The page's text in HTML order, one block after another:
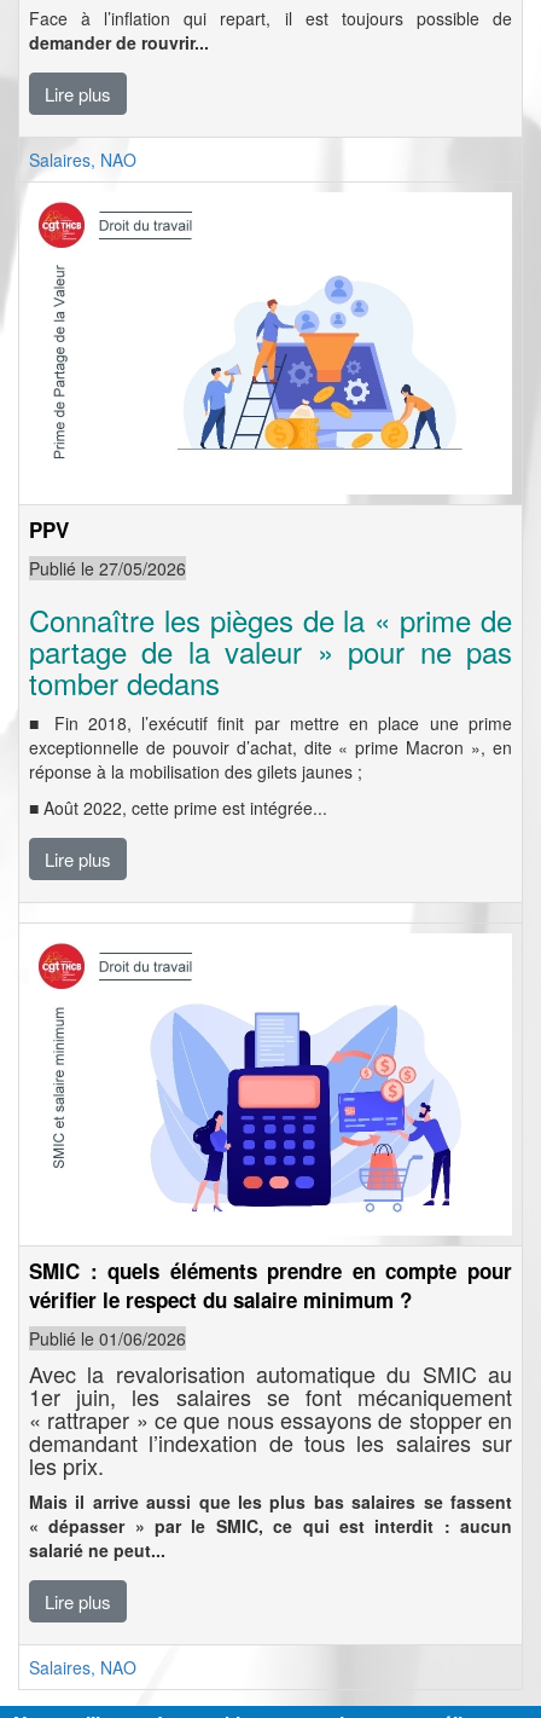
Face à l’inflation qui repart, il est toujours possible de
demander de rouvrir...
Lire plus
Salaires, NAO
PPV
Publié le 27/05/2026
Connaître les pièges de la « prime de
partage de la valeur » pour ne pas
tomber dedans
■ Fin 2018, l’exécutif finit par mettre en place une prime
exceptionnelle de pouvoir d’achat, dite « prime Macron », en
réponse à la mobilisation des gilets jaunes ;
■ Août 2022, cette prime est intégrée...
Lire plus
SMIC : quels éléments prendre en compte pour
vérifier le respect du salaire minimum ?
Publié le 01/06/2026
Avec la revalorisation automatique du SMIC au
1er juin, les salaires se font mécaniquement
« rattraper » ce que nous essayons de stopper en
demandant l’indexation de tous les salaires sur
les prix.
Mais il arrive aussi que les plus bas salaires se fassent
« dépasser » par le SMIC, ce qui est interdit : aucun
salarié ne peut...
Lire plus
Salaires, NAO